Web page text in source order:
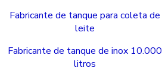
Fabricante de tanque para coleta de
leite
Fabricante de tanque de inox 10.000
litros